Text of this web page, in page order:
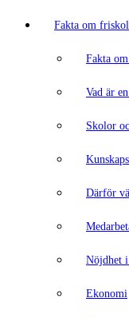
Fakta om
Fakta
Vad är
Skolor
Därför
Nöjdhet
Ekonomi